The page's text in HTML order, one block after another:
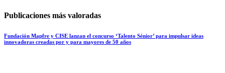
Publicaciones más valoradas
Fundación Mapfre y CISE lanzan el concurso ‘Talento Sénior’ para impulsar ideas
innovadoras creadas por y para mayores de 50 años